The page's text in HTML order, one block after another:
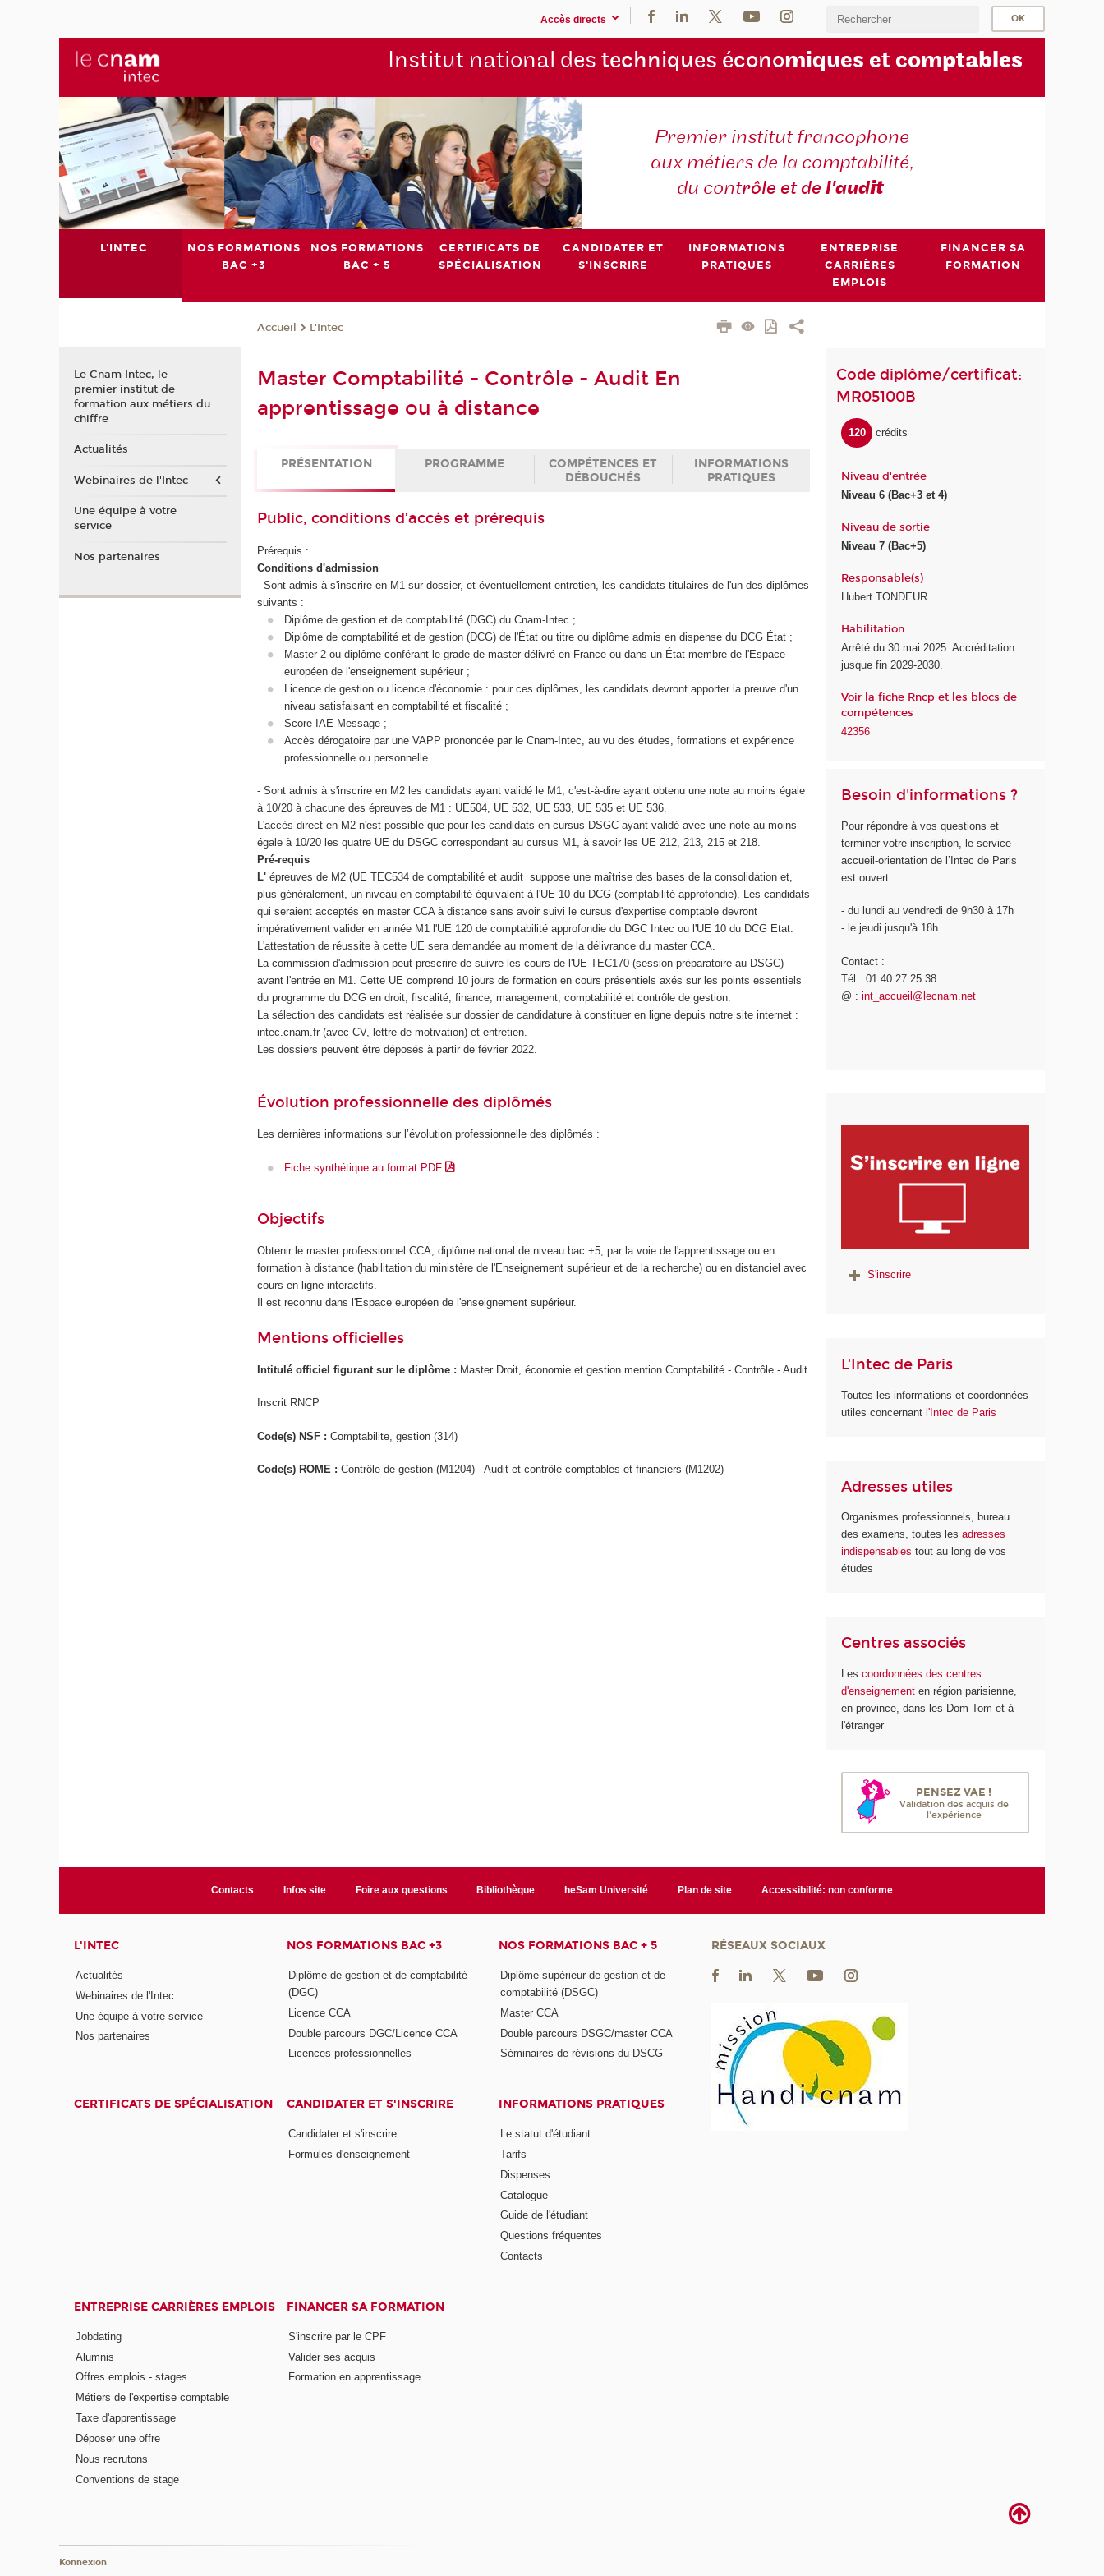
Accès directs
Institut national des techniques économiques et comptables
Premier institut francophone
aux métiers de la comptabilité,
du contrôle et del'audit
L'INTEC
NOS FORMATIONS
BAC +3
NOS FORMATIONS
BAC + 5
CERTIFICATS DE
SPÉCIALISATION
CANDIDATER ET
S'INSCRIRE
INFORMATIONS
PRATIQUES
ENTREPRISE
CARRIÈRES
EMPLOIS
FINANCER SA
FORMATION
Accueil L'Intec
Master Comptabilité - Contrôle - Audit En
apprentissage ou à distance
PRÉSENTATION PROGRAMME
COMPÉTENCES ET
DÉBOUCHÉS
INFORMATIONS
PRATIQUES
Public, conditions d’accès et prérequis
Prérequis :
Conditions d'admission
- Sont admis à s'inscrire en M1 sur dossier, et éventuellement entretien, les candidats titulaires de l'un des diplômes
suivants :
Diplôme de gestion et de comptabilité (DGC) du Cnam-Intec ;
Diplôme de comptabilité et de gestion (DCG) de l'État ou titre ou diplôme admis en dispense du DCG État ;
Master 2 ou diplôme conférant le grade de master délivré en France ou dans un État membre de l'Espace
européen de l'enseignement supérieur ;
Licence de gestion ou licence d'économie : pour ces diplômes, les candidats devront apporter la preuve d'un
niveau satisfaisant en comptabilité et fiscalité ;
Score IAE-Message ;
Accès dérogatoire par une VAPP prononcée par le Cnam-Intec, au vu des études, formations et expérience
professionnelle ou personnelle.
- Sont admis à s'inscrire en M2 les candidats ayant validé le M1, c'est-à-dire ayant obtenu une note au moins égale
à 10/20 à chacune des épreuves de M1 : UE504, UE 532, UE 533, UE 535 et UE 536.
L'accès direct en M2 n'est possible que pour les candidats en cursus DSGC ayant validé avec une note au moins
égale à 10/20 les quatre UE du DSGC correspondant au cursus M1, à savoir les UE 212, 213, 215 et 218.
Pré-requis
L' épreuves de M2 (UE TEC534 de comptabilité et audit suppose une maîtrise des bases de la consolidation et,
plus généralement, un niveau en comptabilité équivalent à l'UE 10 du DCG (comptabilité approfondie). Les candidats
qui seraient acceptés en master CCA à distance sans avoir suivi le cursus d'expertise comptable devront
impérativement valider en année M1 l'UE 120 de comptabilité approfondie du DGC Intec ou l'UE 10 du DCG Etat.
L'attestation de réussite à cette UE sera demandée au moment de la délivrance du master CCA.
La commission d'admission peut prescrire de suivre les cours de l'UE TEC170 (session préparatoire au DSGC)
avant l'entrée en M1. Cette UE comprend 10 jours de formation en cours présentiels axés sur les points essentiels
du programme du DCG en droit, fiscalité, finance, management, comptabilité et contrôle de gestion.
La sélection des candidats est réalisée sur dossier de candidature à constituer en ligne depuis notre site internet :
intec.cnam.fr (avec CV, lettre de motivation) et entretien.
Les dossiers peuvent être déposés à partir de février 2022.
Évolution professionnelle des diplômés
Les dernières informations sur l’évolution professionnelle des diplômés :
Fiche synthétique au format PDF
Objectifs
Obtenir le master professionnel CCA, diplôme national de niveau bac +5, par la voie de l'apprentissage ou en
formation à distance (habilitation du ministère de l'Enseignement supérieur et de la recherche) ou en distanciel avec
cours en ligne interactifs.
Il est reconnu dans l'Espace européen de l'enseignement supérieur.
Mentions officielles
Intitulé officiel figurant sur le diplôme : Master Droit, économie et gestion mention Comptabilité - Contrôle - Audit
Inscrit RNCP
Code(s) NSF :Comptabilite, gestion (314)
Code(s) ROME :Contrôle de gestion (M1204) - Audit et contrôle comptables et financiers (M1202)
Code diplôme/certificat:
MR05100B
120 crédits
Niveau d'entrée
Niveau 6 (Bac+3 et 4)
Niveau de sortie
Niveau 7 (Bac+5)
Responsable(s)
Hubert TONDEUR
Habilitation
Arrêté du 30 mai 2025. Accréditation
jusque fin 2029-2030.
Voir la fiche Rncp et les blocs de
compétences
42356
Besoin d'informations ?
Pour répondre à vos questions et
terminer votre inscription, le service
accueil-orientation de l’Intec de Paris
est ouvert :
- du lundi au vendredi de 9h30 à 17h
- le jeudi jusqu'à 18h
Contact :
Tél : 01 40 27 25 38
@ :int_accueil@lecnam.net
S'inscrire
L'Intec de Paris
Toutes les informations et coordonnées
utiles concernant l'Intec de Paris
Adresses utiles
Organismes professionnels, bureau
des examens, toutes lesadresses
indispensables tout au long de vos
études
Centres associés
Lescoordonnées des centres
d'enseignementen région parisienne,
en province, dans les Dom-Tom et à
l'étranger
PENSEZ VAE !
Validation des acquis de
l'expérience
Le Cnam Intec, le
premier institut de
formation aux métiers du
chiffre
Actualités
Webinaires de l'Intec
Une équipe à votre
service
Nos partenaires
Contacts Infos site Foire aux questions Bibliothèque heSam Université Plan de site Accessibilité: non conforme
L'INTEC
Actualités
Webinaires de l'Intec
Une équipe à votre service
Nos partenaires
NOS FORMATIONS BAC +3
Diplôme de gestion et de comptabilité
(DGC)
Licence CCA
Double parcours DGC/Licence CCA
Licences professionnelles
NOS FORMATIONS BAC + 5
Diplôme supérieur de gestion et de
comptabilité (DSGC)
Master CCA
Double parcours DSGC/master CCA
Séminaires de révisions du DSCG
CERTIFICATS DE SPÉCIALISATION CANDIDATER ET S'INSCRIRE
Candidater et s'inscrire
Formules d'enseignement
INFORMATIONS PRATIQUES
Le statut d'étudiant
Tarifs
Dispenses
Catalogue
Guide de l'étudiant
Questions fréquentes
Contacts
ENTREPRISE CARRIÈRES EMPLOIS
Jobdating
Alumnis
Offres emplois - stages
Métiers de l'expertise comptable
Taxe d'apprentissage
Déposer une offre
Nous recrutons
Conventions de stage
FINANCER SA FORMATION
S'inscrire par le CPF
Valider ses acquis
Formation en apprentissage
RÉSEAUX SOCIAUX
Konnexion